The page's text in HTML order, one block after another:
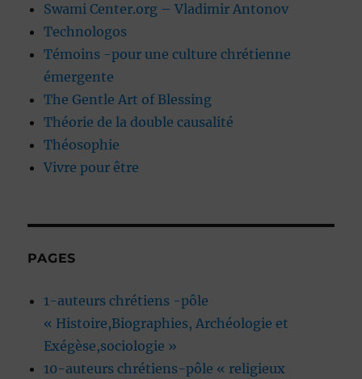
Swami Center.org – Vladimir Antonov
Technologos
Témoins -pour une culture chrétienne
émergente
The Gentle Art of Blessing
Théorie de la double causalité
Théosophie
Vivre pour être
PAGES
1-auteurs chrétiens -pôle
« Histoire,Biographies, Archéologie et
Exégèse,sociologie »
10-auteurs chrétiens-pôle « religieux